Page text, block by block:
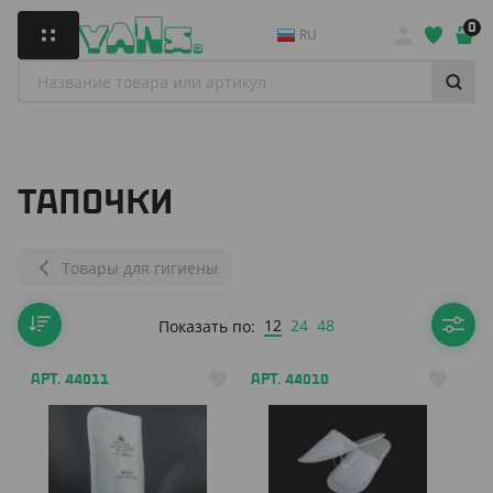
RU 0
ТАПОЧКИ
Товары для гигиены
Показать по: 12 24 48
АРТ. 44011 АРТ. 44010